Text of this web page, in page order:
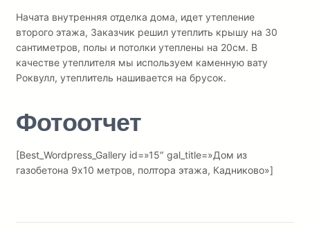
Начата внутренняя отделка дома, идет утепление
второго этажа, Заказчик решил утеплить крышу на 30
сантиметров, полы и потолки утеплены на 20см. В
качестве утеплителя мы используем каменную вату
Роквулл, утеплитель нашивается на брусок.
Фотоотчет
[Best_Wordpress_Gallery id=»15″ gal_title=»Дом из
газобетона 9х10 метров, полтора этажа, Кадниково»]